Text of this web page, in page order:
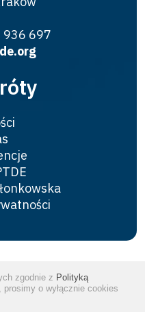
936 697
zgodnie z Polityką
o wyłącznie cookies